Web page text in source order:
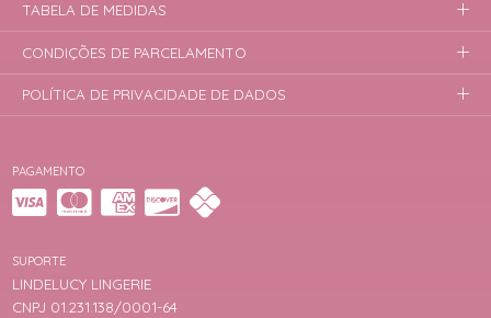
PAGAMENTO
SUPORTE
LINDELUCY LINGERIE
CNPJ 01.231.138/0001-64
TABELA DE MEDIDAS
CONDIÇÕES DE PARCELAMENTO
POLÍTICA DE PRIVACIDADE DE DADOS